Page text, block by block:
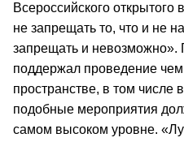
Всероссийского
не запрещать то, что и не
запрещать и невозможно».
поддержал проведение
пространстве, в том числе
подобные мероприятия
самом высоком уровне.